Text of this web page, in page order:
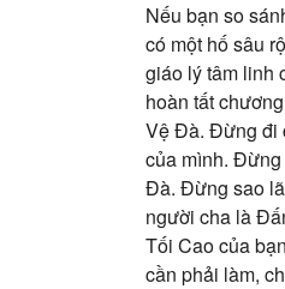
Nếu bạn so
có một hố sâu
giáo lý tâm linh
hoàn tất
Vệ Đà. Đừng đi
của mình.
Đà. Đừng sao
người cha là
Tối Cao của
cần phải làm,